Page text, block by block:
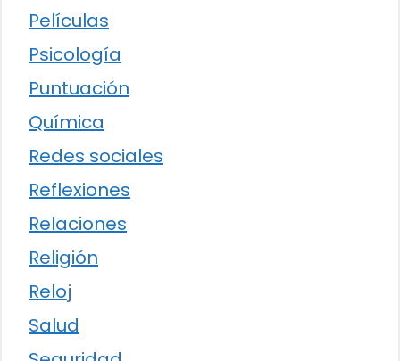
Películas
Psicología
Puntuación
Química
Redes sociales
Reflexiones
Relaciones
Religión
Reloj
Salud